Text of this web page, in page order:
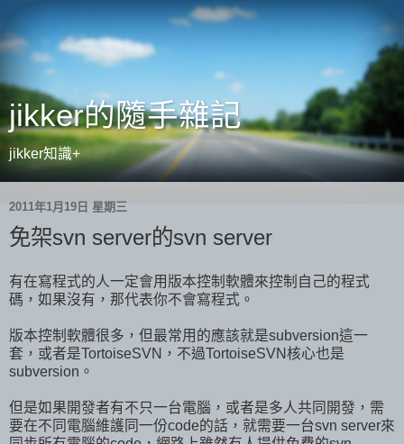
jikker的隨手雜記
jikker知識+
2011年1月19日 星期三
免架svn server的svn server
有在寫程式的人一定會用版本控制軟體來控制自己的程式
碼，如果沒有，那代表你不會寫程式。
版本控制軟體很多，但最常用的應該就是subversion這一
套，或者是TortoiseSVN，不過TortoiseSVN核心也是
subversion。
但是如果開發者有不只一台電腦，或者是多人共同開發，需
要在不同電腦維護同一份code的話，就需要一台svn server來